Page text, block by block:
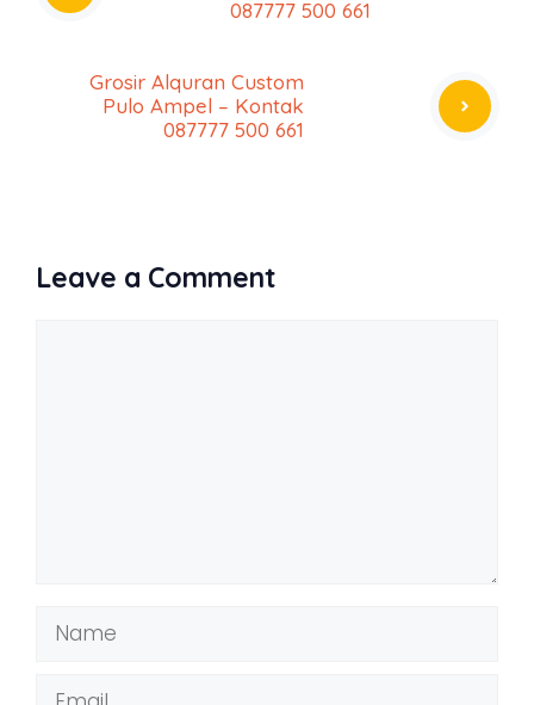
087777 500 661
Grosir Alquran Custom
Pulo Ampel – Kontak
087777 500 661
Leave a Comment
Name
Email